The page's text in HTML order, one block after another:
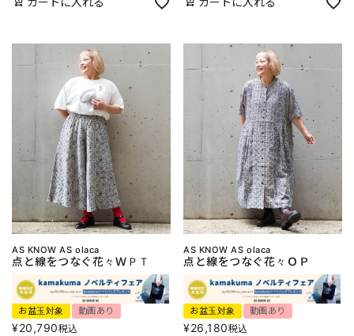
AS KNOW AS olaca
点と線をつなぐ花々ＷＰＴ
お盆玉対象 動画あり
¥20,790税込
AS KNOW AS olaca
点と線をつなぐ花々ＯＰ
お盆玉対象 動画あり
¥26,180税込